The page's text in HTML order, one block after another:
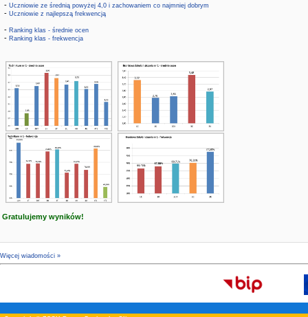
- Uczniowie ze średnią powyżej 4,0 i zachowaniem co najmniej dobrym
- Uczniowie z najlepszą frekwencją
- Ranking klas - średnie ocen
- Ranking klas - frekwencja
Gratulujemy wyników!
Więcej wiadomości »